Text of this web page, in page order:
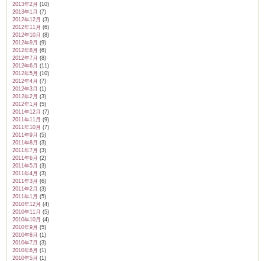
2013年2月 (10)
2013年1月 (7)
2012年12月 (3)
2012年11月 (6)
2012年10月 (8)
2012年9月 (9)
2012年8月 (6)
2012年7月 (8)
2012年6月 (11)
2012年5月 (10)
2012年4月 (7)
2012年3月 (1)
2012年2月 (3)
2012年1月 (5)
2011年12月 (7)
2011年11月 (9)
2011年10月 (7)
2011年9月 (5)
2011年8月 (3)
2011年7月 (3)
2011年6月 (2)
2011年5月 (3)
2011年4月 (3)
2011年3月 (6)
2011年2月 (3)
2011年1月 (5)
2010年12月 (4)
2010年11月 (5)
2010年10月 (4)
2010年9月 (5)
2010年8月 (1)
2010年7月 (3)
2010年6月 (1)
2010年5月 (1)